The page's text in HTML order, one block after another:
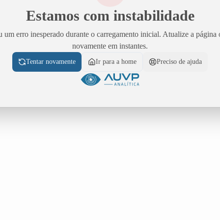
Estamos com instabilidade
um erro inesperado durante o carregamento inicial. Atualize a página
novamente em instantes.
Tentar novamente Ir para a home Preciso de ajuda